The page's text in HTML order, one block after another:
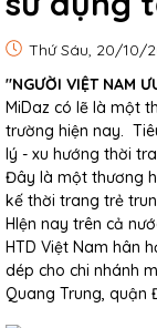
Thứ Sáu, 20/10/
"NGƯỜI VIỆT NAM
MiDaz có lẽ là một
trường hiện nay.
lý - xu hướng thời
Đây là một thương
kế thời trang trẻ
HIện nay trên cả
HTD Việt Nam hân
dép cho chi nhánh
Quang Trung, quận